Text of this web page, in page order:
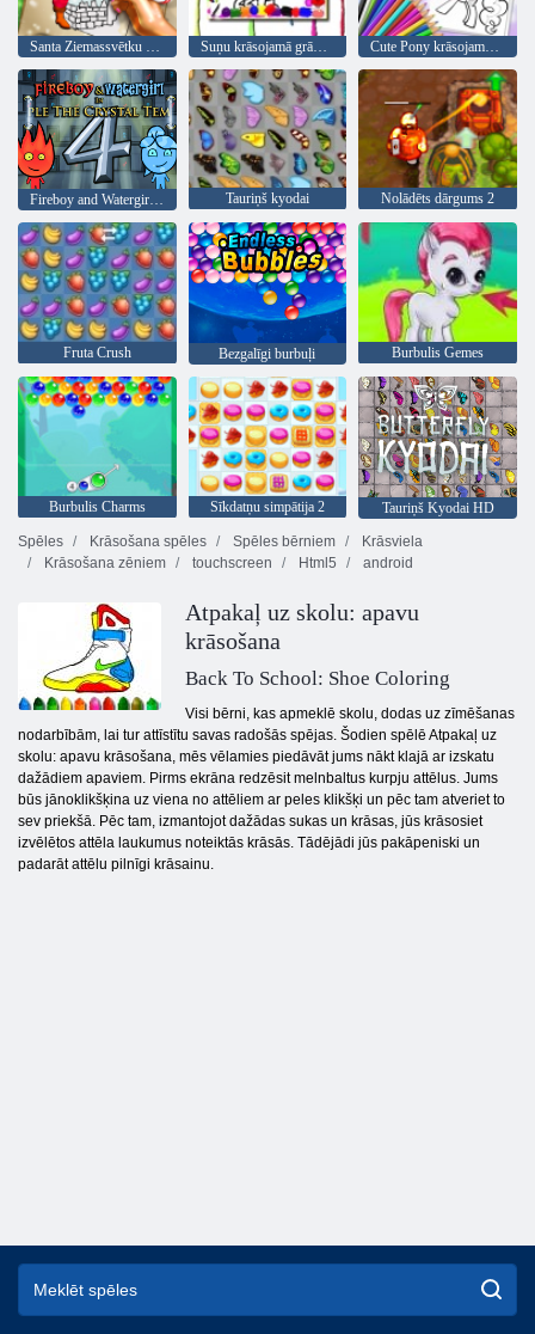
Suņu krāsojamā grāmata
Fireboy and Watergirl 4: Kristāla templis Tauriņš kyodai Nolādēts dārgums 2
Fruta Crush Bezgalīgi burbuļi Burbulis Gemes
Burbulis Charms Sīkdatņu simpātija 2
Tauriņš Kyodai HD
Spēles
Krāsošana spēles Spēles bērniem
Krāsviela
Krāsošana zēniem
touchscreen Html5 android
Atpakaļ uz skolu: apavu
krāsošana
Back To School: Shoe Coloring
Visi bērni, kas apmeklē skolu, dodas uz zīmēšanas
nodarbībām, lai tur attīstītu savas radošās spējas. Šodien spēlē Atpakaļ uz
skolu: apavu krāsošana, mēs vēlamies piedāvāt jums nākt klajā ar izskatu
dažādiem apaviem. Pirms ekrāna redzēsit melnbaltus kurpju attēlus. Jums
būs jānoklikšķina uz viena no attēliem ar peles klikšķi un pēc tam atveriet to
sev priekšā. Pēc tam, izmantojot dažādas sukas un krāsas, jūs krāsosiet
izvēlētos attēla laukumus noteiktās krāsās. Tādējādi jūs pakāpeniski un
padarāt attēlu pilnīgi krāsainu.